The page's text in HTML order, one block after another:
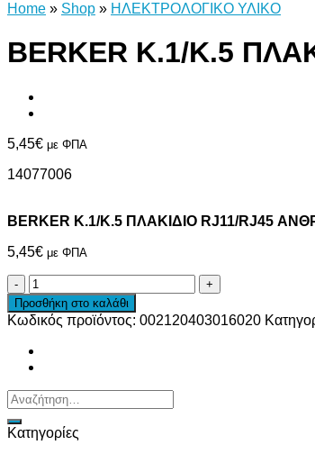
Home » Shop » ΗΛΕΚΤΡΟΛΟΓΙΚΟ ΥΛΙΚΟ
BERKER Κ.1/Κ.5
5,45€ με ΦΠΑ
14077006
BERKER Κ.1/Κ.5 ΠΛΑΚΙΔΙΟ RJ11/RJ45
5,45€ με ΦΠΑ
BERKER
Κ.1/
Κ.5
ΠΛΑΚΙΔΙΟ
RJ11/RJ45
ΑΝΘΡΑΚΙ
ποσότητα
Προσθήκη στο καλάθι
Κωδικός προϊόντος: 002120403016020
Αναζήτηση
για:
Κατηγορίες